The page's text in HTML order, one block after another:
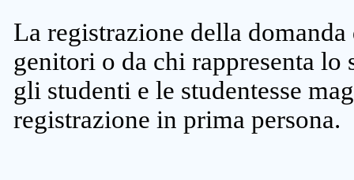
La registrazione della
genitori o da chi rappresenta lo
gli studenti e le studentesse
registrazione in prima persona.